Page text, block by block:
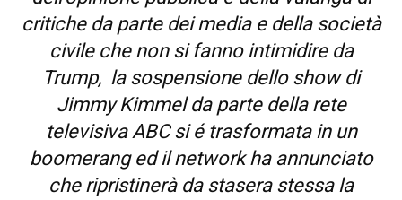
critiche da parte dei media e della società
civile che non si fanno intimidire da
Trump, la sospensione dello show di
Jimmy Kimmel da parte della rete
televisiva ABC si é trasformata in un
boomerang ed il network ha annunciato
che ripristinerà da stasera stessa la